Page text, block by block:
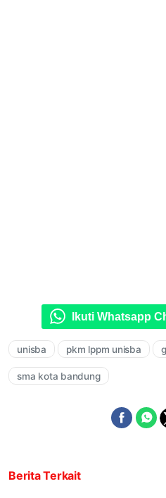
Ikuti Whatsapp
unisba pkm lppm unisba
sma kota bandung
Berita Terkait